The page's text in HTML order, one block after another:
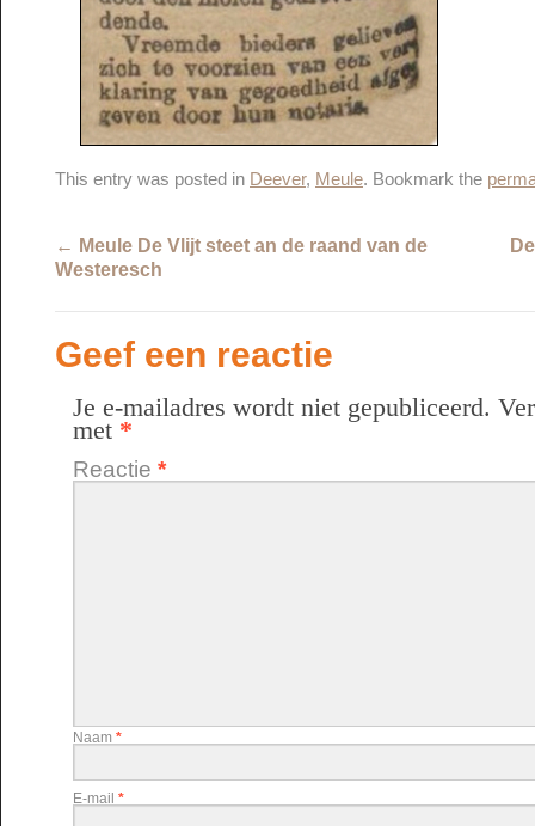
This entry was posted in Deever, Meule. Bookmark the
← Meule De Vlijt steet an de raand van de
Westeresch
Geef een reactie
Je e-mailadres wordt niet gepubliceerd.
met *
Reactie *
Naam *
E-mail *